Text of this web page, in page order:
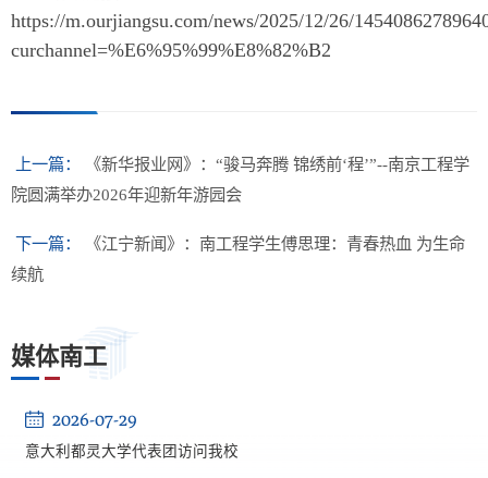
https://m.ourjiangsu.com/news/2025/12/26/
curchannel=%E6%95%99%E8%82%B2
上一篇：
《新华报业网》：“骏马奔腾 锦绣前‘程’”--南京工程学
院圆满举办2026年迎新年游园会
下一篇：
《江宁新闻》：南工程学生傅思理：青春热血 为生命
续航
媒体南工
2026-07-29
意大利都灵大学代表团访问我校